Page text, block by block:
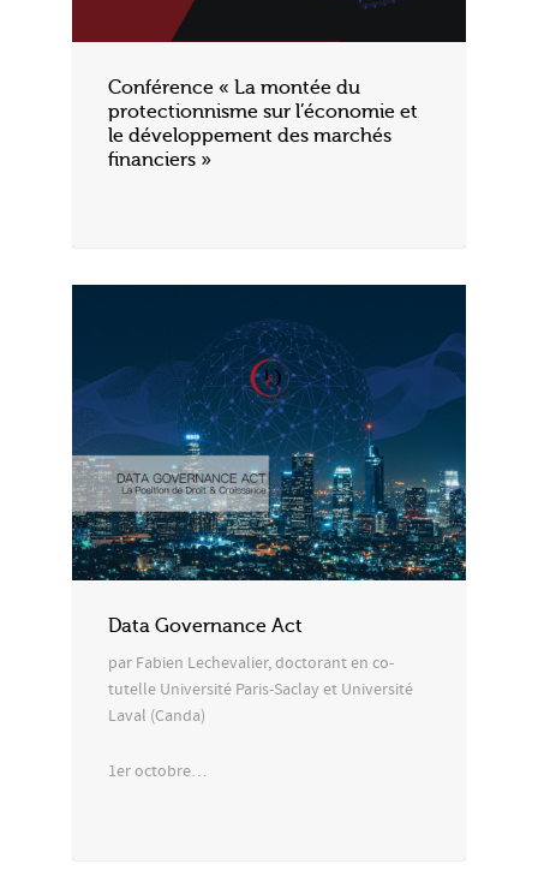
Conférence « La montée du
protectionnisme sur l’économie et
le développement des marchés
financiers »
Data Governance Act
par Fabien Lechevalier, doctorant en co-
tutelle Université Paris-Saclay et Université
Laval (Canda)
1er octobre…